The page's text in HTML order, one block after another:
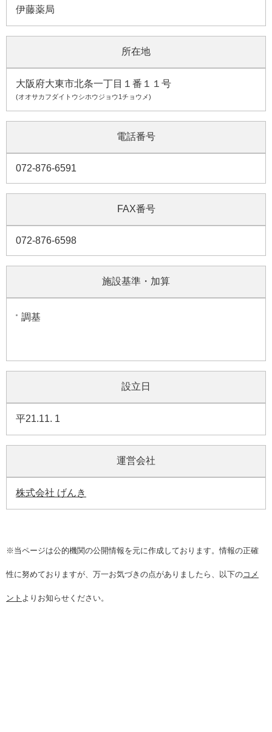
伊藤薬局
所在地
大阪府大東市北条一丁目１番１１号
(オオサカフダイトウシホウジョウ1チョウメ)
電話番号
072-876-6591
FAX番号
072-876-6598
施設基準・加算
調基
設立日
平21.11. 1
運営会社
株式会社 げんき
※当ページは公的機関の公開情報を元に作成しております。情報の正確
性に努めておりますが、万一お気づきの点がありましたら、以下のコメ
ント よりお知らせください。